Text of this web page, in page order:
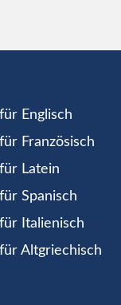
Englisch
Französisch
Latein
Spanisch
Italienisch
Altgriechisch